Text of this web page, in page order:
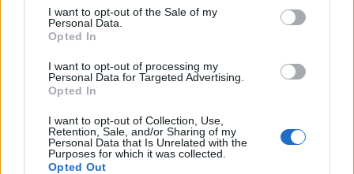
consent section.
I want to opt-out of the Sale of my
Personal Data.
Opted In
I want to opt-out of processing my
Personal Data for Targeted Advertising.
Opted In
I want to opt-out of Collection, Use,
Retention, Sale, and/or Sharing of my
Personal Data that Is Unrelated with the
Purposes for which it was collected.
Opted Out
Maison Dadoo